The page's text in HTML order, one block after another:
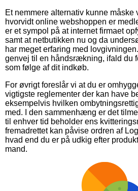
Et nemmere alternativ kunne
hvorvidt online webshoppen er
er et sympol på at internet firmaet
samt at netbutikken nu og da
har meget erfaring med
genvej til en håndsrækning, ifald du
som følge af dit indkøb.
For øvrigt foreslår vi at du er
vigtigste reglementer der kan have
eksempelvis hvilken
med. I den sammenhæng er det
til enhver tid beholder ens
fremadrettet kan påvise ordren af
hvad end du er på udkig efter
mand.